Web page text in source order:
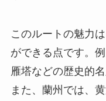
このルートの魅力
ができる点です。
雁塔などの歴史的
また、蘭州では、